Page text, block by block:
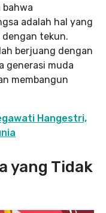
adalah hal yang
tekun.
berjuang dengan
generasi muda
membangun
Hangestri,
yang Tidak